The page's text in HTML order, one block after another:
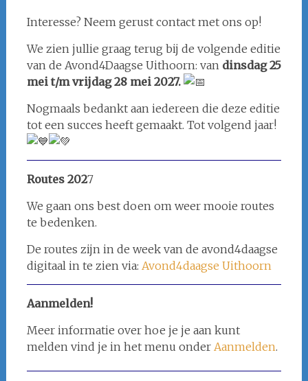
Interesse? Neem gerust contact met ons op!
We zien jullie graag terug bij de volgende editie
van de Avond4Daagse Uithoorn: van dinsdag 25
mei t/m vrijdag 28 mei 2027.
Nogmaals bedankt aan iedereen die deze editie
tot een succes heeft gemaakt. Tot volgend jaar!
Routes 2027
We gaan ons best doen om weer mooie routes
te bedenken.
De routes zijn in de week van de avond4daagse
digitaal in te zien via: Avond4daagse Uithoorn
Aanmelden!
Meer informatie over hoe je je aan kunt
melden vind je in het menu onder Aanmelden.